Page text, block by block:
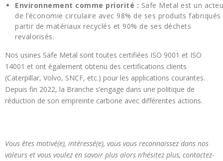
Environnement comme priorité : Safe Metal est un
de l’économie circulaire avec 98% de ses produits fabriqués
partir de matériaux recyclés et 90% de ses déchets
revalorisés.
Nos usines Safe Metal sont toutes certifiées ISO 9001 et ISO
14001 et ont également obtenu des certifications clients
(Caterpillar, Volvo, SNCF, etc.) pour les applications courantes.
Depuis fin 2022, la Branche s’engage dans une politique de
réduction de son empreinte carbone avec différentes actions.
Vous êtes motivé(e), intéressé(e), vous vous reconnaissez dans nos
valeurs et vous voulez en savoir plus alors n’hésitez plus, contactez-